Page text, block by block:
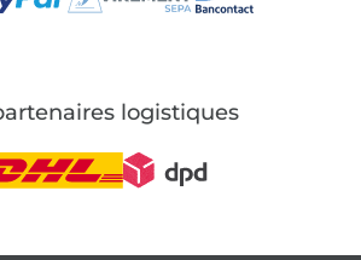
logistiques